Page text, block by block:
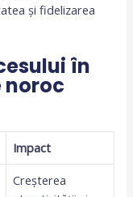
și fidelizarea
în
noroc
Impact
Creșterea